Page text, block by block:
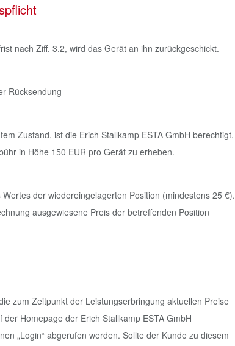
nach Ziff. 3.2, wird das Gerät an ihn zurückgeschickt.
Rücksendung
Zustand, ist die Erich Stallkamp ESTA GmbH berechtigt,
in Höhe 150 EUR pro Gerät zu erheben.
der wiedereingelagerten Position (mindestens 25 €).
ausgewiesene Preis der betreffenden Position
zum Zeitpunkt der Leistungserbringung aktuellen Preise
Homepage der Erich Stallkamp ESTA GmbH
„Login“ abgerufen werden. Sollte der Kunde zu diesem